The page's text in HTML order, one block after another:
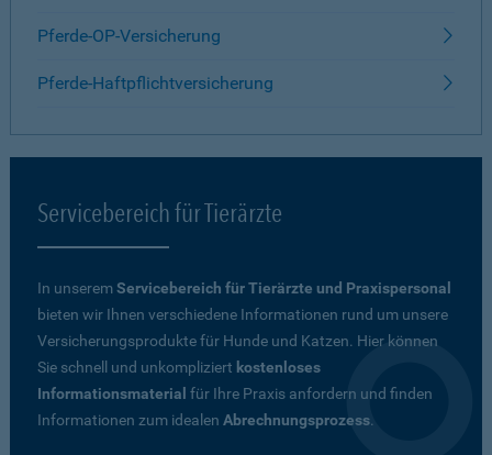
Pferde-OP-Versicherung
Pferde-Haftpflichtversicherung
Servicebereich für Tierärzte
In unseremServicebereich für Tierärzte und Praxispersonal
bieten wir Ihnen verschiedene Informationen rund um unsere
Versicherungsprodukte für Hunde und Katzen. Hier können
Sie schnell und unkompliziert kostenloses
Informationsmaterial für Ihre Praxis anfordern und finden
Informationen zum idealen Abrechnungsprozess.